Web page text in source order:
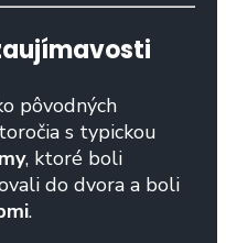
pôvodných
s typickou
, ktoré boli
do dvora a boli
.